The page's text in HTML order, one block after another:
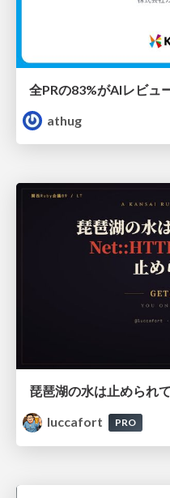
athug
luccafort
PRO